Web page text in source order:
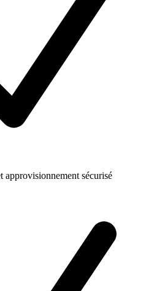
approvisionnement sécurisé